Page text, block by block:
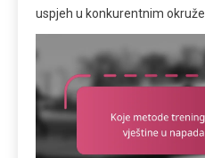
uspjeh u konkurentnim